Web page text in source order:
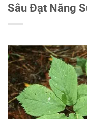
Sâu Đạt Năng